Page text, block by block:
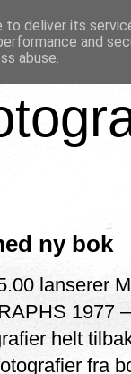
ny bok
lanserer
1977
helt
fra
deliver its
and
abuse.